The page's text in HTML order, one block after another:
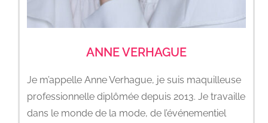
ANNE VERHAGUE
Je m’appelle Anne Verhague, je suis maquilleuse
professionnelle diplômée depuis 2013. Je travaille
dans le monde de la mode, de l’événementiel